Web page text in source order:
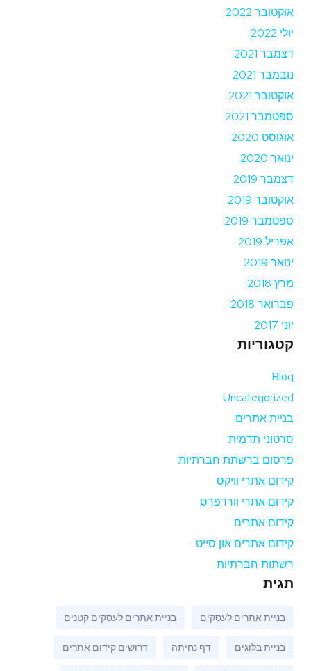
אוקטובר 2022
יולי 2022
דצמבר 2021
נובמבר 2021
אוקטובר 2021
ספטמבר 2021
אוגוסט 2020
ינואר 2020
דצמבר 2019
אוקטובר 2019
ספטמבר 2019
אפריל 2019
ינואר 2019
מרץ 2018
פברואר 2018
יוני 2017
קטגוריות
Blog
Uncategorized
בניית אתרים
סרטוני תדמית
פרסום ברשתת חברתיות
קידום אתרי וויקס
קידום אתרי וורדפרס
קידום אתרים
קידום אתרים און סייט
רשתות חברתיות
תגית
בניית אתרים לעסקים בניית אתרים לעסקים קטנים
בניית בלוגים דף נחיתה דרושים קידום אתרים